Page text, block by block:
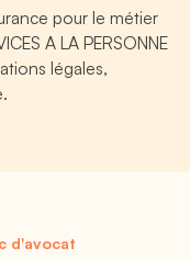
pour le métier
A LA PERSONNE
légales,
d'avocat